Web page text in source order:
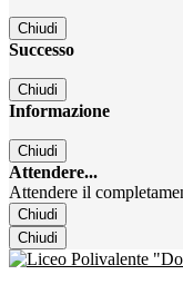
Chiudi
Successo
Chiudi
Informazione
Chiudi
Attendere...
Attendere il
Chiudi
Chiudi